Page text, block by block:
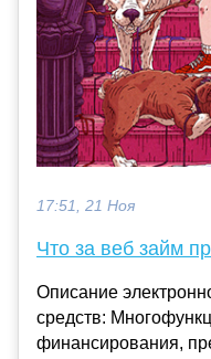
17:51, 21 Ноя
Что за веб займ
Описание
средств:
финансирования,